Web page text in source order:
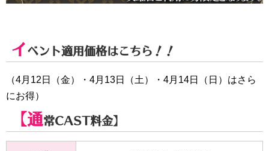
イ ベント適用価格はこちら！！
（4月12日（金）・4月13日（土）・4月14日（日）はさら
にお得）
【通常CAST料金】